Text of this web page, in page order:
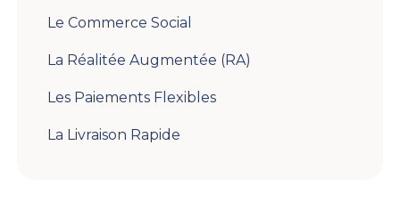
Le Commerce Social
La Réalitée Augmentée (RA)
Les Paiements Flexibles
La Livraison Rapide